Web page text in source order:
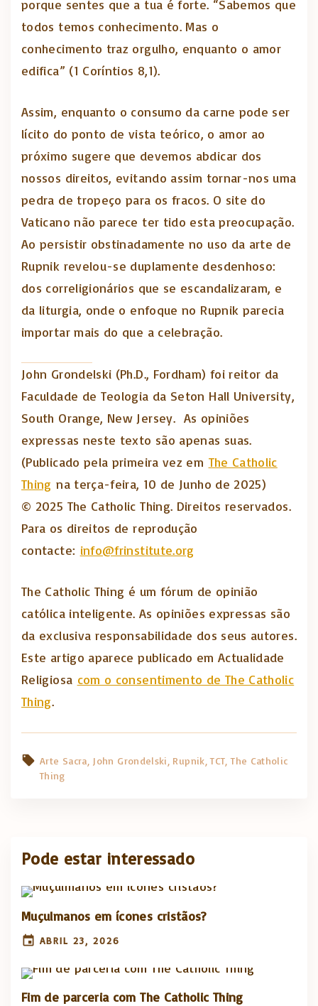
porque sentes que a tua é forte. “Sabemos que
todos temos conhecimento. Mas o
conhecimento traz orgulho, enquanto o amor
edifica” (1 Coríntios 8,1).
Assim, enquanto o consumo da carne pode ser
lícito do ponto de vista teórico, o amor ao
próximo sugere que devemos abdicar dos
nossos direitos, evitando assim tornar-nos uma
pedra de tropeço para os fracos. O site do
Vaticano não parece ter tido esta preocupação.
Ao persistir obstinadamente no uso da arte de
Rupnik revelou-se duplamente desdenhoso:
dos correligionários que se escandalizaram, e
da liturgia, onde o enfoque no Rupnik parecia
importar mais do que a celebração.
John Grondelski (Ph.D., Fordham) foi reitor da
Faculdade de Teologia da Seton Hall University,
South Orange, New Jersey. As opiniões
expressas neste texto são apenas suas.
(Publicado pela primeira vez em The Catholic
Thing na terça-feira, 10 de Junho de 2025)
© 2025 The Catholic Thing. Direitos reservados.
Para os direitos de reprodução
contacte: info@frinstitute.org
The Catholic Thing é um fórum de opinião
católica inteligente. As opiniões expressas são
da exclusiva responsabilidade dos seus autores.
Este artigo aparece publicado em Actualidade
Religiosa com o consentimento de The Catholic
Thing.
Arte Sacra John Grondelski Rupnik TCT The Catholic
Thing
Pode estar interessado
Muçulmanos em ícones cristãos?
ABRIL 23, 2026
Fim de parceria com The Catholic Thing